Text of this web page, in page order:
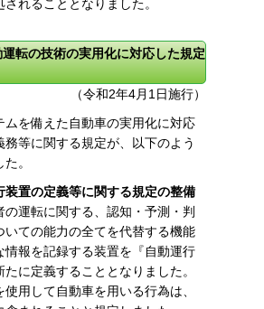
れることとなりました。
転の技術の実用化に対応した規定
（令和2年4月1日施行）
ムを備えた自動車の実用化に対応
務等に関する規定が、以下のよう
。
装置の定義等に関する規定の整備
の運転に関する、認知・予測・判
いての能力の全てを代替する機能
情報を記録する装置を『自動運行
に定義することとなりました。
使用して自動車を用いる行為は、